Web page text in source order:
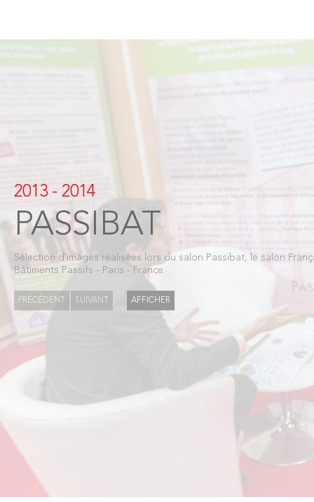
2013 - 2014
PASSIBAT
Sélection d'images réalisées lors du salon Passibat, le salon
Bâtiments Passifs - Paris - France.
PRÉCÉDENT SUIVANT AFFICHER